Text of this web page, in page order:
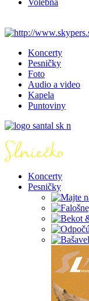
Koncerty
Pesničky
Foto
Audio a video
Kapela
Puntoviny
Koncerty
Pesničky